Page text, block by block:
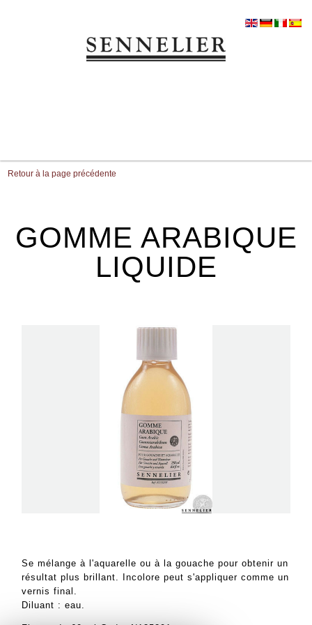
Retour à la page précédente
GOMME ARABIQUE
LIQUIDE
Se mélange à l'aquarelle ou à la gouache pour obtenir un
résultat plus brillant. Incolore peut s'appliquer comme un
vernis final.
Diluant : eau.